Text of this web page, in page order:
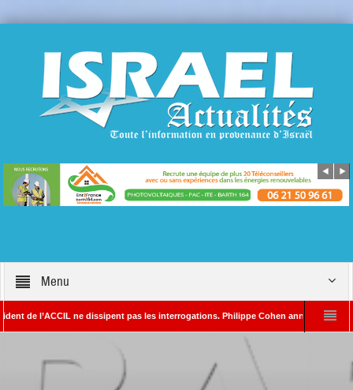
Menu
ne dissipent pas les interrogations. Philippe Cohen annonce se réserver
L’Iran menace de frapper Tel-